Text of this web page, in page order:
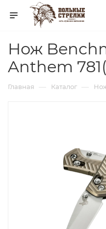
Нож
Anthem
Главная — Каталог —